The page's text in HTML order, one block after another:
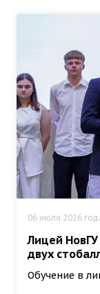
06 июля 2026
Лицей
двух
Обучение в